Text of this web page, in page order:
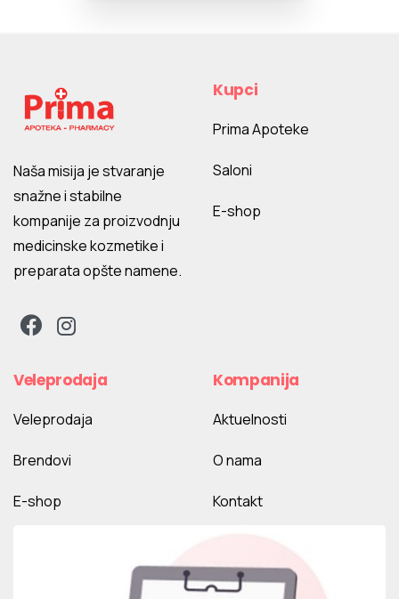
Naša misija je stvaranje
snažne i stabilne
kompanije za proizvodnju
medicinske kozmetike i
preparata opšte namene.
Kupci
Prima Apoteke
Saloni
E-shop
Veleprodaja
Veleprodaja
Brendovi
E-shop
Kompanija
Aktuelnosti
O nama
Kontakt